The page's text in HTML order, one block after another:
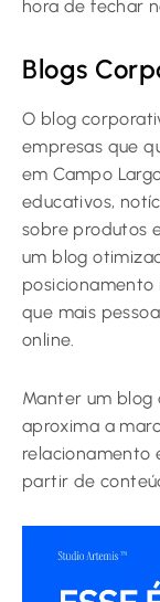
hora de fechar
Blogs
O blog
empresas que
em Campo
educativos,
sobre produtos
um blog
posicionamento
que mais
online.
Manter um
aproxima a
relacionamento
partir de